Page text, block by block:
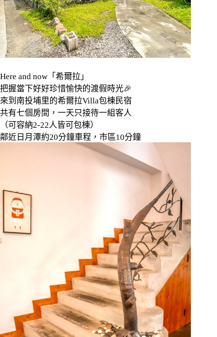
Here and now 「希爾拉」
把握當下好好珍惜愉快的渡假時光🎉
來到南投埔里的希爾拉Villa包棟民宿
共有七個房間，一天只接待一組客人
（可容納2-22人皆可包棟）
鄰近日月潭約20分鐘車程，市區10分鐘